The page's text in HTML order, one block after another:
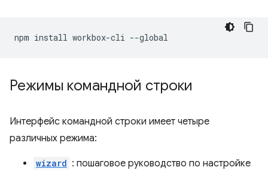
npm install workbox-cli
Режимы командной строки
Интерфейс командной строки имеет четыре
различных режима:
wizard : пошаговое руководство по настройке